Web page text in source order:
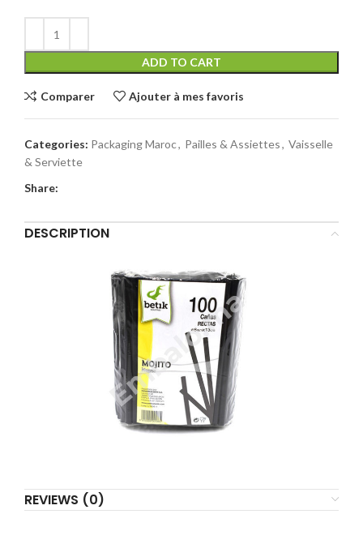
ADD TO CART
Comparer Ajouter à mes favoris
Categories: Packaging Maroc, Pailles & Assiettes, Vaisselle
& Serviette
Share:
DESCRIPTION
REVIEWS (0)